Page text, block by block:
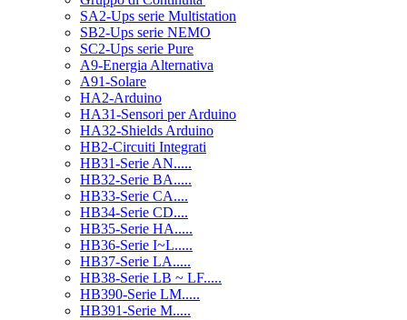
SA2-Ups serie Multistation
SB2-Ups serie NEMO
SC2-Ups serie Pure
A9-Energia Alternativa
A91-Solare
HA2-Arduino
HA31-Sensori per Arduino
HA32-Shields Arduino
HB2-Circuiti Integrati
HB31-Serie AN.....
HB32-Serie BA.....
HB33-Serie CA....
HB34-Serie CD....
HB35-Serie HA.....
HB36-Serie I~L.....
HB37-Serie LA.....
HB38-Serie LB ~ LF.....
HB390-Serie LM.....
HB391-Serie M.....